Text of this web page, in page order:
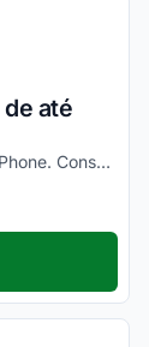
até
Ganhe até 12% OFF em Smartphones Apple iPhone. Consulte ainda condições diferenciadas para pagamento no cartão Submarino. Confira!